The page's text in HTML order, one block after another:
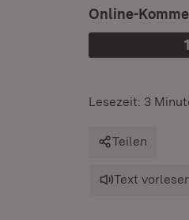
1
:
Online-
Lesezeit: 3
Teilen
Text